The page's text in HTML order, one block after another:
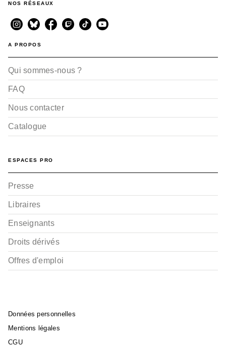
NOS RÉSEAUX
A PROPOS
Qui sommes-nous ?
FAQ
Nous contacter
Catalogue
ESPACES PRO
Presse
Libraires
Enseignants
Droits dérivés
Offres d'emploi
Données personnelles
Mentions légales
CGU